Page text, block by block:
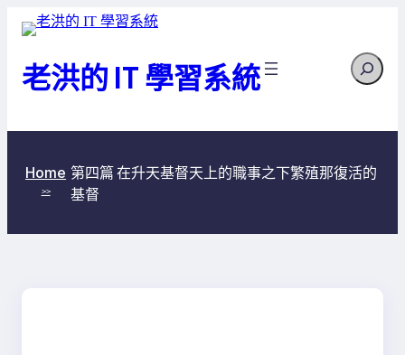
老洪的 IT 學習系統 Search
Home
>>
第四篇 在升天基督天上的職事之下繁殖那復活的
基督